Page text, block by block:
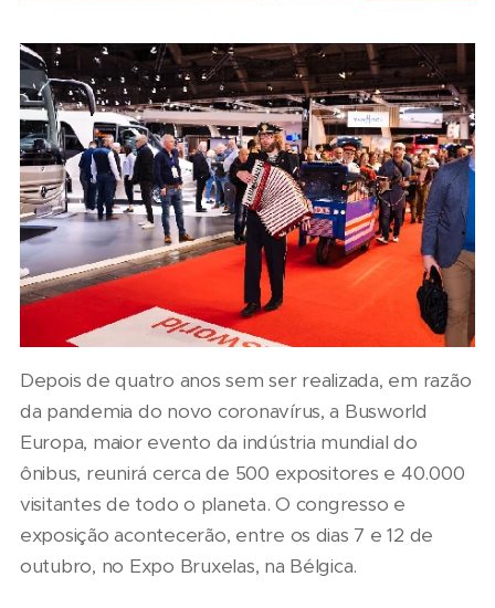
Depois de quatro anos sem ser realizada, em razão
da pandemia do novo coronavírus, a Busworld
Europa, maior evento da indústria mundial do
ônibus, reunirá cerca de 500 expositores e 40.000
visitantes de todo o planeta. O congresso e
exposição acontecerão, entre os dias 7 e 12 de
outubro, no Expo Bruxelas, na Bélgica.